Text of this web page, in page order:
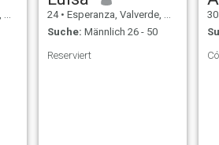
24 • Esperanza, Valverde, Dom. Rep.
Suche: Männlich 26 - 50
Reserviert
30